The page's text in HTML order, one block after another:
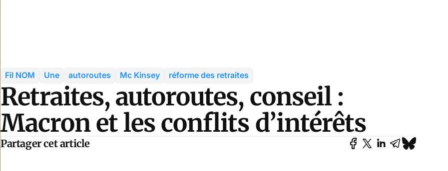
Fil NOM Une autoroutes Mc Kinsey réforme des retraites
Retraites, autoroutes, conseil :
Macron et les conflits d’intérêts
Partager cet article